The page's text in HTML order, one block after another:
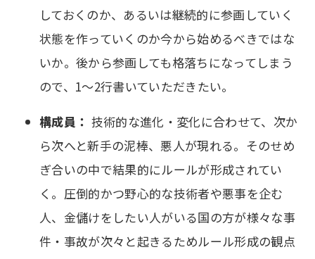
しておくのか、あるいは継続的に参画していく
状態を作っていくのか今から始めるべきではな
いか。後から参画しても格落ちになってしまう
ので、1～2行書いていただきたい。
構成員： 技術的な進化・変化に合わせて、次か
ら次へと新手の泥棒、悪人が現れる。そのせめ
ぎ合いの中で結果的にルールが形成されてい
く。圧倒的かつ野心的な技術者や悪事を企む
人、金儲けをしたい人がいる国の方が様々な事
件・事故が次々と起きるためルール形成の観点